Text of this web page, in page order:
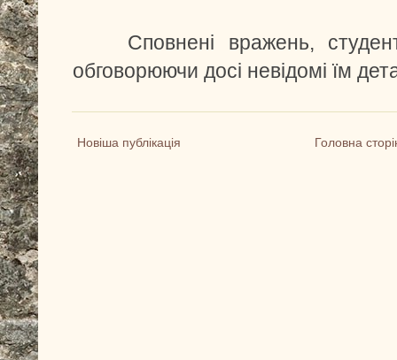
Сповнені вражень,
обговорюючи досі невідомі їм
Новіша публікація Головна